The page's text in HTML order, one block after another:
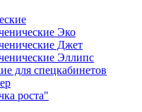
Эко
Джет
Эллипс
для спецкабинетов
роста"